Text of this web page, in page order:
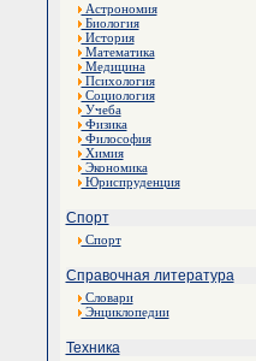
Астрономия
Биология
История
Математика
Медицина
Психология
Социология
Учеба
Физика
Философия
Химия
Экономика
Юриспруденция
Спорт
Спорт
Справочная литература
Словари
Энциклопедии
Техника